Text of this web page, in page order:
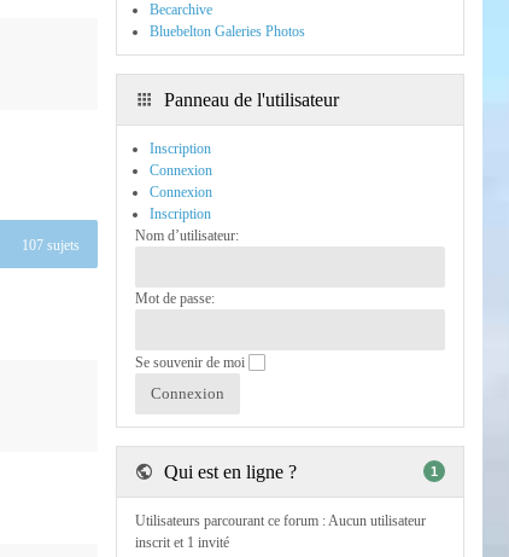
107 sujets
Becarchive
Bluebelton Galeries Photos
Panneau de l'utilisateur
Inscription
Connexion
Connexion
Inscription
Nom d’utilisateur:
Mot de passe:
Se souvenir de moi
Qui est en ligne ? 1
Utilisateurs parcourant ce forum : Aucun utilisateur
inscrit et 1 invité